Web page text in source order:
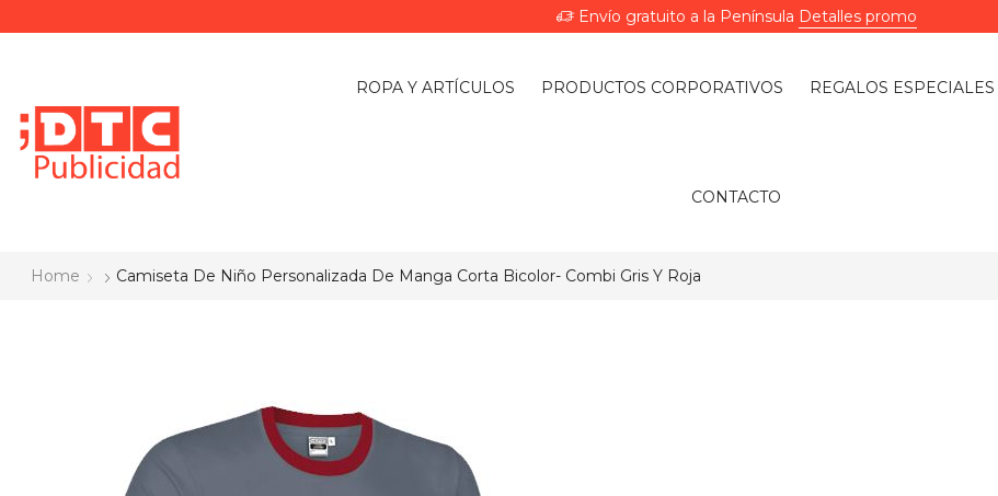
Envío gratuito a la Península Detalles promo
ROPA Y ARTÍCULOS PRODUCTOS CORPORATIVOS REGALOS ESPECIALES
CONTACTO
Home Camiseta De Niño Personalizada De Manga Corta Bicolor- Combi Gris Y Roja